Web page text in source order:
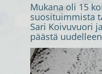
Mukana oli 15
suosituimmista
Sari Koivuvuori
päästä